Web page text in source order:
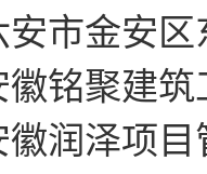
安市金安
铭聚建
徽润泽项